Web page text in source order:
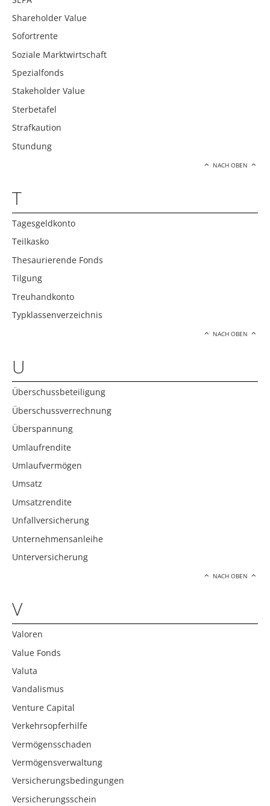
Shareholder Value
Sofortrente
Soziale Marktwirtschaft
Spezialfonds
Stakeholder Value
Sterbetafel
Strafkaution
Stundung
NACH OBEN
T
Tagesgeldkonto
Teilkasko
Thesaurierende Fonds
Tilgung
Treuhandkonto
Typklassenverzeichnis
NACH OBEN
U
Überschussbeteiligung
Überschussverrechnung
Überspannung
Umlaufrendite
Umlaufvermögen
Umsatz
Umsatzrendite
Unfallversicherung
Unternehmensanleihe
Unterversicherung
NACH OBEN
V
Valoren
Value Fonds
Valuta
Vandalismus
Venture Capital
Verkehrsopferhilfe
Vermögensschaden
Vermögensverwaltung
Versicherungsbedingungen
Versicherungsschein